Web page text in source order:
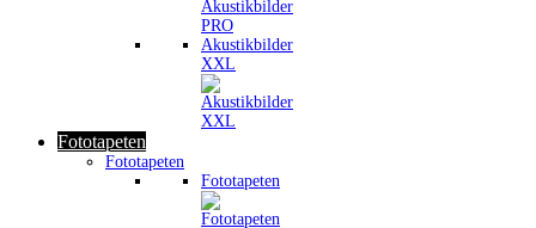
Akustikbilder
XXL
Fototapeten
Fototapeten
Fototapeten